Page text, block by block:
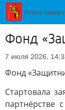
Фонд
7 июля 2026,
Фонд
Стартовала
партнёрстве